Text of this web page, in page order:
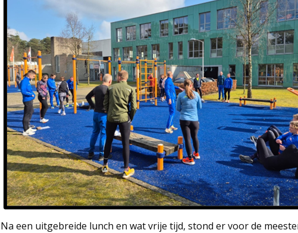
Na een uitgebreide lunch en wat vrije tijd, stond er voor de